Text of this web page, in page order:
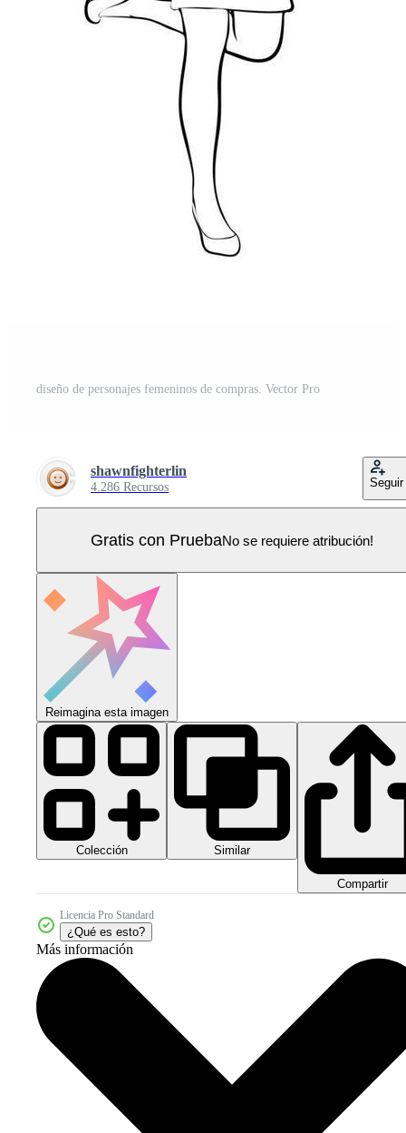
diseño de personajes femeninos de compras. Vector Pro
shawnfighterlin
4.286 Recursos Seguir
Gratis con PruebaNo se requiere atribución!
Reimagina esta imagen
Colección Similar
Compartir
Licencia Pro Standard
¿Qué es esto?
Más información